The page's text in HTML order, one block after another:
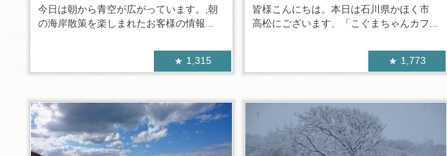
今日は朝から青空が広がっています。,朝
の海岸散策を楽しまれたお客様の情報...
1,315
皆様こんにちは。本日は石川県かほく市
高松にございます、「こぐまちゃんカフ...
1,773